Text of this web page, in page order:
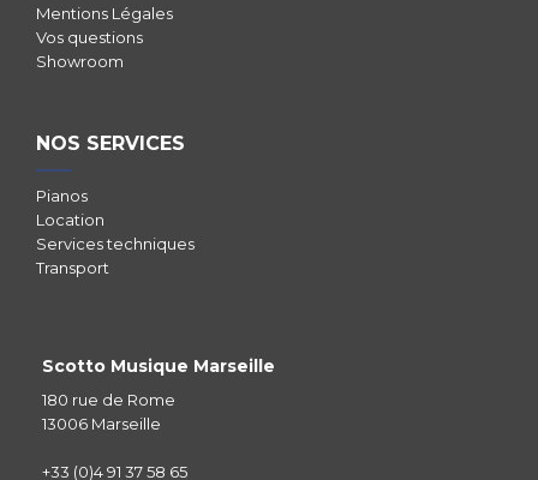
Mentions Légales
Vos questions
Showroom
NOS SERVICES
Pianos
Location
Services techniques
Transport
Scotto Musique Marseille
180 rue de Rome
13006 Marseille
+33 (0)4 91 37 58 65